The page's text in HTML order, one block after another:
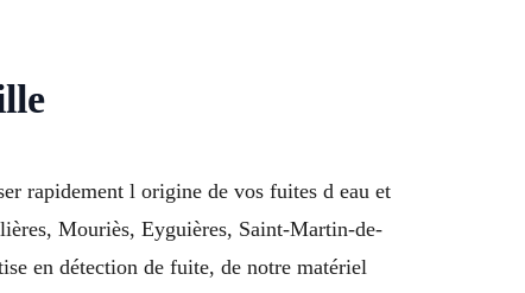
rapidement l origine de vos fuites d eau et
Mouriès, Eyguières, Saint-Martin-de-
en détection de fuite, de notre matériel